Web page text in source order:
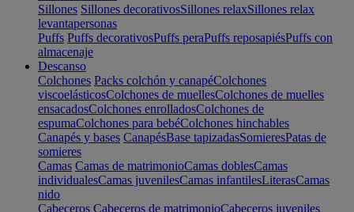
Sillones Sillones decorativosSillones relaxSillones relax
levantapersonas
Puffs Puffs decorativosPuffs peraPuffs reposapiésPuffs con
almacenaje
Descanso
Colchones Packs colchón y canapéColchones
viscoelásticosColchones de muellesColchones de muelles
ensacadosColchones enrolladosColchones de
espumaColchones para bebéColchones hinchables
Canapés y bases CanapésBase tapizadasSomieresPatas de
somieres
Camas Camas de matrimonioCamas doblesCamas
individualesCamas juvenilesCamas infantilesLiterasCamas
nido
Cabeceros Cabeceros de matrimonioCabeceros juveniles